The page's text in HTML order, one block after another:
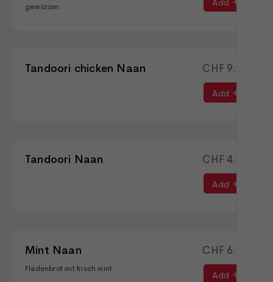
gewürzen
Add
Tandoori chicken Naan CHF 9.90
Add
Tandoori Naan CHF 4.50
Add
Mint Naan
Fladenbrot mit frisch mint
CHF 6.90
Add